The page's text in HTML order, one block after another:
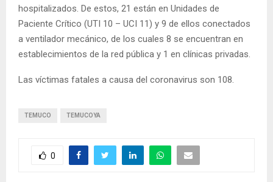
hospitalizados. De estos, 21 están en Unidades de
Paciente Crítico (UTI 10 – UCI 11) y 9 de ellos conectados
a ventilador mecánico, de los cuales 8 se encuentran en
establecimientos de la red pública y 1 en clínicas privadas.
Las víctimas fatales a causa del coronavirus son 108.
TEMUCO TEMUCOYA
0